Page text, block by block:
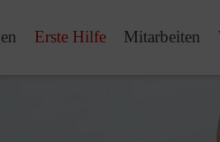
Erste Hilfe Mitarbeiten